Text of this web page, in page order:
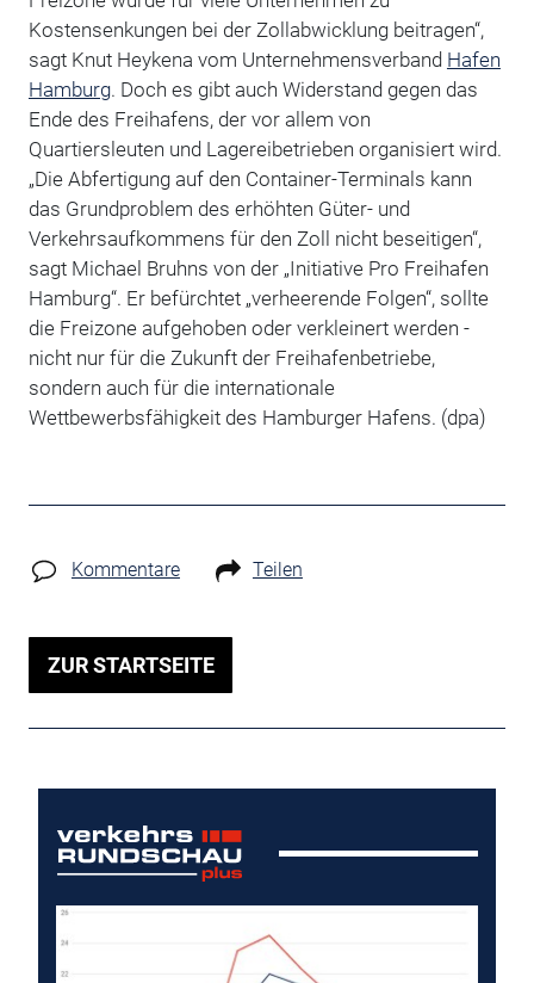
Kostensenkungen bei der Zollabwicklung beitragen“,
sagt Knut Heykena vom Unternehmensverband Hafen
Hamburg. Doch es gibt auch Widerstand gegen das
Ende des Freihafens, der vor allem von
Quartiersleuten und Lagereibetrieben organisiert wird.
„Die Abfertigung auf den Container-Terminals kann
das Grundproblem des erhöhten Güter- und
Verkehrsaufkommens für den Zoll nicht beseitigen“,
sagt Michael Bruhns von der „Initiative Pro Freihafen
Hamburg“. Er befürchtet „verheerende Folgen“, sollte
die Freizone aufgehoben oder verkleinert werden -
nicht nur für die Zukunft der Freihafenbetriebe,
sondern auch für die internationale
Wettbewerbsfähigkeit des Hamburger Hafens. (dpa)
Kommentare Teilen
ZUR STARTSEITE